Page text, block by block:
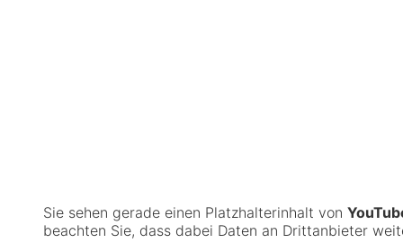
Sie sehen gerade einen Platzhalterinhalt von
beachten Sie, dass dabei Daten an Drittanbieter